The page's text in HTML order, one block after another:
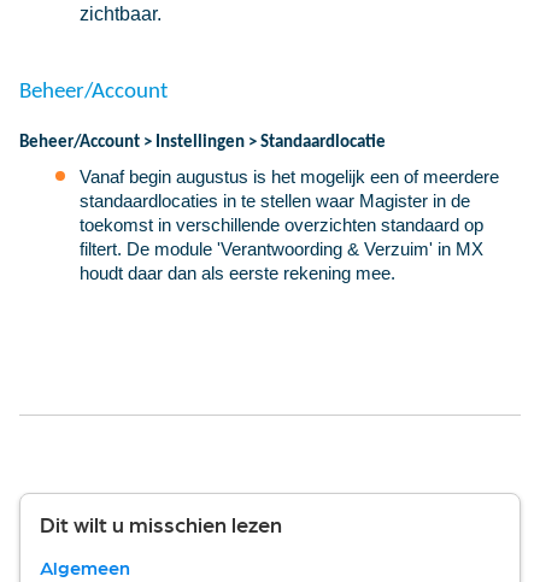
zichtbaar.
Beheer/Account
Beheer/Account > Instellingen > Standaardlocatie
Vanaf begin augustus is het mogelijk een of meerdere
standaardlocaties in te stellen waar Magister in de
toekomst in verschillende overzichten standaard op
filtert. De module 'Verantwoording & Verzuim' in MX
houdt daar dan als eerste rekening mee.
Dit wilt u misschien lezen
Algemeen